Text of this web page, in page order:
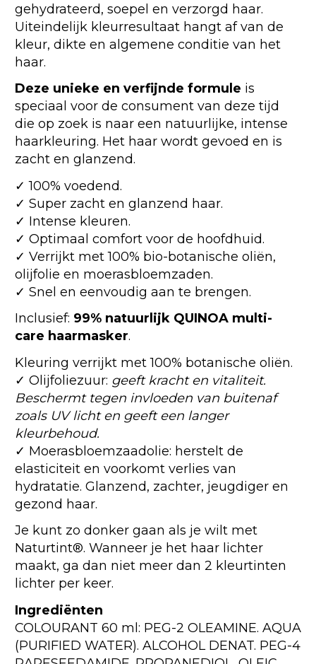
gehydrateerd, soepel en verzorgd haar.
Uiteindelijk kleurresultaat hangt af van de
kleur, dikte en algemene conditie van het
haar.
Deze unieke en verfijnde formule is
speciaal voor de consument van deze tijd
die op zoek is naar een natuurlijke, intense
haarkleuring. Het haar wordt gevoed en is
zacht en glanzend.
✓ 100% voedend.
✓ Super zacht en glanzend haar.
✓ Intense kleuren.
✓ Optimaal comfort voor de hoofdhuid.
✓ Verrijkt met 100% bio-botanische oliën,
olijfolie en moerasbloemzaden.
✓ Snel en eenvoudig aan te brengen.
Inclusief: 99% natuurlijk QUINOA multi-
care haarmasker.
Kleuring verrijkt met 100% botanische oliën.
✓ Olijfoliezuur: geeft kracht en vitaliteit.
Beschermt tegen invloeden van buitenaf
zoals UV licht en geeft een langer
kleurbehoud.
✓ Moerasbloemzaadolie: herstelt de
elasticiteit en voorkomt verlies van
hydratatie. Glanzend, zachter, jeugdiger en
gezond haar.
Je kunt zo donker gaan als je wilt met
Naturtint®. Wanneer je het haar lichter
maakt, ga dan niet meer dan 2 kleurtinten
lichter per keer.
Ingrediënten
COLOURANT 60 ml: PEG-2 OLEAMINE. AQUA
(PURIFIED WATER). ALCOHOL DENAT. PEG-4